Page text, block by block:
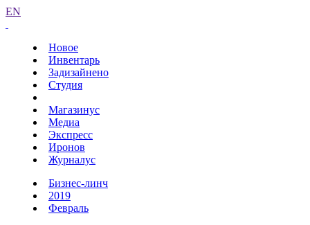
EN
Новое
Инвентарь
Задизайнено
Студия
Магазинус
Медиа
Экспресс
Иронов
Журналус
Бизнес-линч
2019
Февраль